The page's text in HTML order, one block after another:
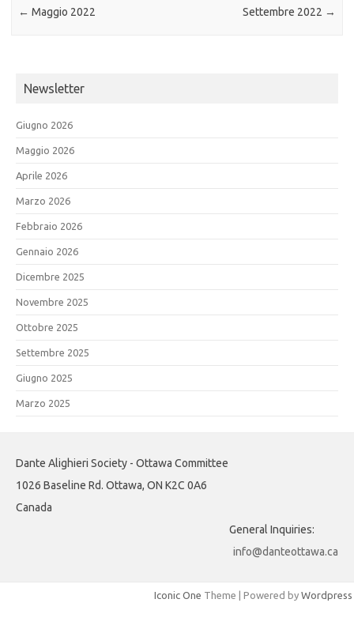
← Maggio 2022 Settembre 2022 →
Newsletter
Giugno 2026
Maggio 2026
Aprile 2026
Marzo 2026
Febbraio 2026
Gennaio 2026
Dicembre 2025
Novembre 2025
Ottobre 2025
Settembre 2025
Giugno 2025
Marzo 2025
Dante Alighieri Society - Ottawa Committee
1026 Baseline Rd. Ottawa, ON K2C 0A6
Canada
General Inquiries:
info@danteottawa.ca
Iconic One Theme | Powered by Wordpress